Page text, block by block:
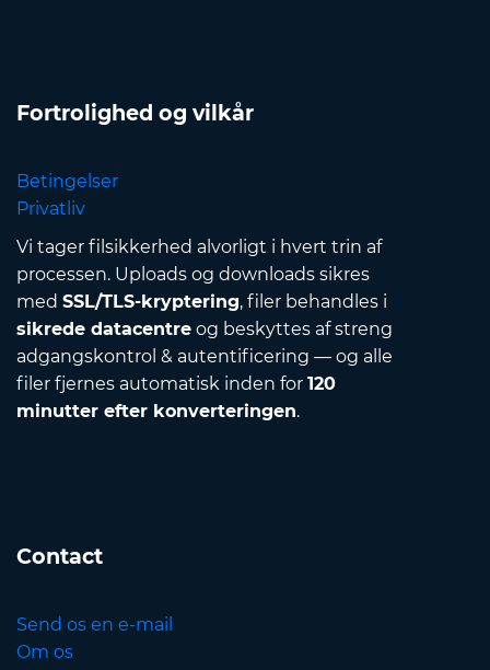
Fortrolighed og vilkår
Betingelser
Privatliv
Vi tager filsikkerhed alvorligt i hvert trin af
processen. Uploads og downloads sikres
med SSL/TLS-kryptering, filer behandles i
sikrede datacentre og beskyttes af streng
adgangskontrol & autentificering — og alle
filer fjernes automatisk inden for 120
minutter efter konverteringen.
Contact
Send os en e-mail
Om os